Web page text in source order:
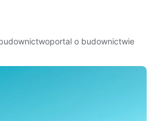
portal o budownictwie